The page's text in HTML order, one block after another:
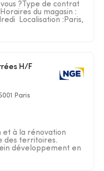
?Type de contrat
du magasin :
Localisation :Paris,
H/F
Paris
et à la rénovation
des territoires.
développement en